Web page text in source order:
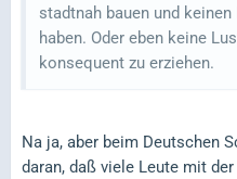
stadtnah bauen und
haben. Oder eben keine
konsequent zu erziehen.
Na ja, aber beim Deutschen
daran, daß viele Leute mit